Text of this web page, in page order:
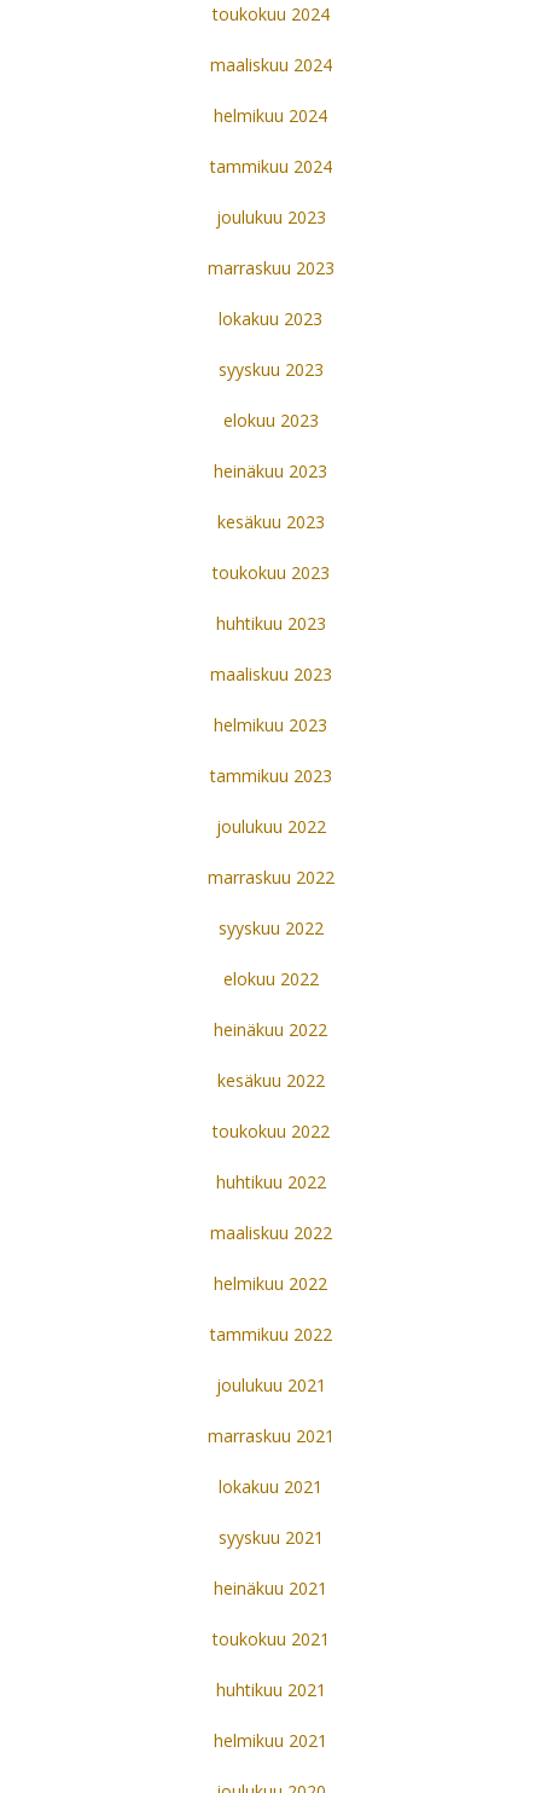
toukokuu 2024
maaliskuu 2024
helmikuu 2024
tammikuu 2024
joulukuu 2023
marraskuu 2023
lokakuu 2023
syyskuu 2023
elokuu 2023
heinäkuu 2023
kesäkuu 2023
toukokuu 2023
huhtikuu 2023
maaliskuu 2023
helmikuu 2023
tammikuu 2023
joulukuu 2022
marraskuu 2022
syyskuu 2022
elokuu 2022
heinäkuu 2022
kesäkuu 2022
toukokuu 2022
huhtikuu 2022
maaliskuu 2022
helmikuu 2022
tammikuu 2022
joulukuu 2021
marraskuu 2021
lokakuu 2021
syyskuu 2021
heinäkuu 2021
toukokuu 2021
huhtikuu 2021
helmikuu 2021